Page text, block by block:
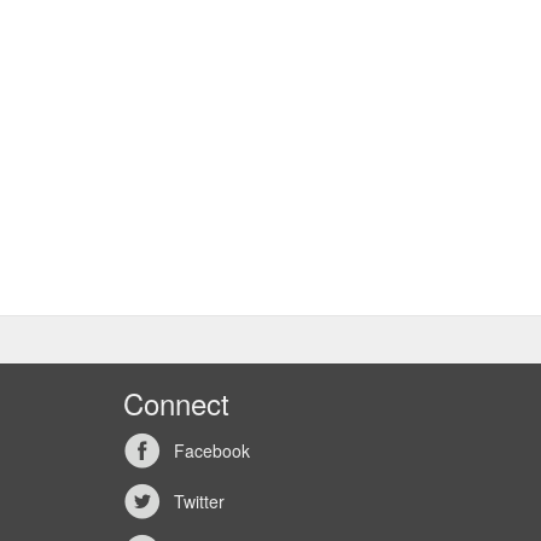
Connect
Facebook
Twitter